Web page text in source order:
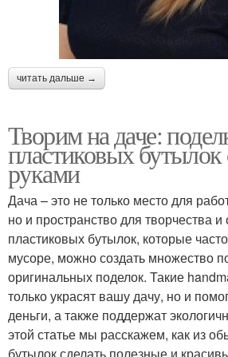
читать дальше →
Творим на даче:
пластиковых
руками
Дача – это не только место для
но и пространство для творчества
пластиковых бутылок, которые
мусоре, можно создать множество
оригинальных поделок. Такие
только украсят вашу дачу, но и
деньги, а также поддержат
этой статье мы расскажем, как из